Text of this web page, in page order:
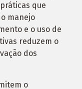
que
manejo
e o uso de
reduzem o
dos
o